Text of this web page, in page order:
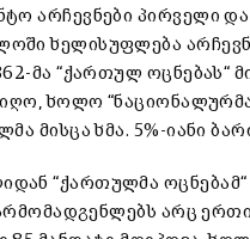
არჩევნები პირველი
ხელისუფლება
მა “ქართულ
ხოლო
მისცა ხმა. 5%-იანი
“ქართულმა
არც